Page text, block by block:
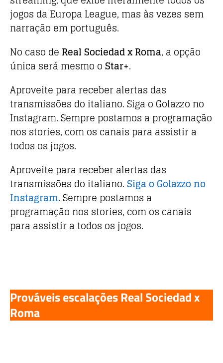
jogos da Europa League, mas às vezes sem
narração em português.
No caso de Real Sociedad x Roma, a opção
única será mesmo oStar+.
Aproveite para receber alertas das
transmissões do italiano. Siga o Golazzo no
Instagram. Sempre postamos a programação
nos stories, com os canais para assistir a
todos os jogos.
Aproveite para receber alertas das
transmissões do italiano.Siga o Golazzo no
Instagram. Sempre postamos a
programação nos stories, com os canais
para assistir a todos os jogos.
Prováveis escalações Real Sociedad x
Roma